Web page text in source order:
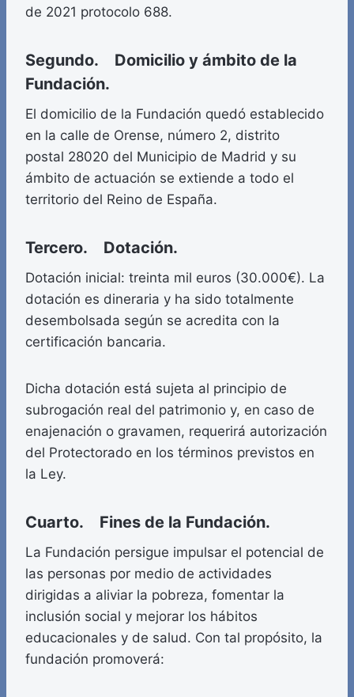
de 2021 protocolo 688.
Segundo. Domicilio y ámbito de la
Fundación.
El domicilio de la Fundación quedó establecido
en la calle de Orense, número 2, distrito
postal 28020 del Municipio de Madrid y su
ámbito de actuación se extiende a todo el
territorio del Reino de España.
Tercero. Dotación.
Dotación inicial: treinta mil euros (30.000€). La
dotación es dineraria y ha sido totalmente
desembolsada según se acredita con la
certificación bancaria.
Dicha dotación está sujeta al principio de
subrogación real del patrimonio y, en caso de
enajenación o gravamen, requerirá autorización
del Protectorado en los términos previstos en
la Ley.
Cuarto. Fines de la Fundación.
La Fundación persigue impulsar el potencial de
las personas por medio de actividades
dirigidas a aliviar la pobreza, fomentar la
inclusión social y mejorar los hábitos
educacionales y de salud. Con tal propósito, la
fundación promoverá: